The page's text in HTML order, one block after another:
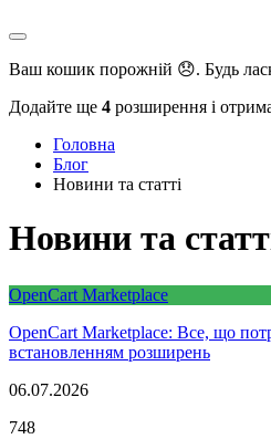
Ваш кошик порожній 😞. Будь
Додайте ще 4 розширення і
Головна
Блог
Новини та статті
Новини та
OpenCart Marketplace
OpenCart Marketplace: Все, що
встановленням розширень
06.07.2026
748